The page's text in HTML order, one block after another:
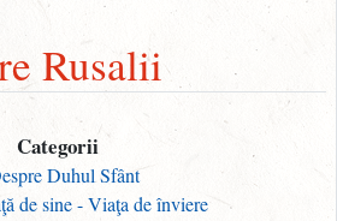
Rusalii
Categorii
Duhul Sfânt
de sine - Viaţa de înviere